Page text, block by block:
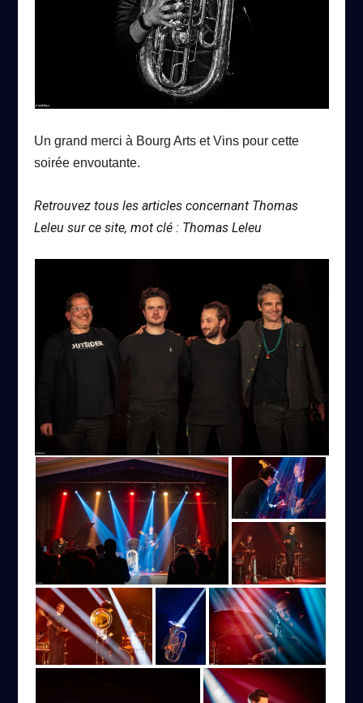
Un grand merci à Bourg Arts et Vins pour cette
soirée envoutante.
Retrouvez tous les articles concernant Thomas
Leleu sur ce site, mot clé : Thomas Leleu